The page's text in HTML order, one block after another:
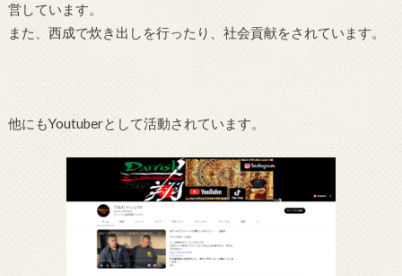
営しています。
また、西成で炊き出しを行ったり、社会貢献をされています。
他にもYoutuberとして活動されています。